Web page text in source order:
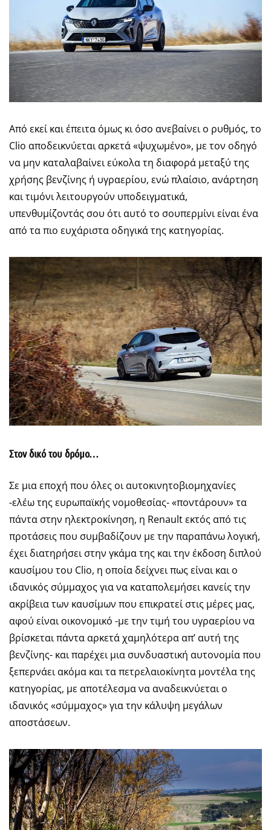
Από εκεί και έπειτα όμως κι όσο ανεβαίνει ο ρυθμός, το
Clio αποδεικνύεται αρκετά «ψυχωμένο», με τον οδηγό
να μην καταλαβαίνει εύκολα τη διαφορά μεταξύ της
χρήσης βενζίνης ή υγραερίου, ενώ πλαίσιο, ανάρτηση
και τιμόνι λειτουργούν υποδειγματικά,
υπενθυμίζοντάς σου ότι αυτό το σουπερμίνι είναι ένα
από τα πιο ευχάριστα οδηγικά της κατηγορίας.
Στον δικό του δρόμο…
Σε μια εποχή που όλες οι αυτοκινητοβιομηχανίες
-ελέω της ευρωπαϊκής νομοθεσίας- «ποντάρουν» τα
πάντα στην ηλεκτροκίνηση, η Renault εκτός από τις
προτάσεις που συμβαδίζουν με την παραπάνω λογική,
έχει διατηρήσει στην γκάμα της και την έκδοση διπλού
καυσίμου του Clio, η οποία δείχνει πως είναι και ο
ιδανικός σύμμαχος για να καταπολεμήσει κανείς την
ακρίβεια των καυσίμων που επικρατεί στις μέρες μας,
αφού είναι οικονομικό -με την τιμή του υγραερίου να
βρίσκεται πάντα αρκετά χαμηλότερα απ’ αυτή της
βενζίνης- και παρέχει μια συνδυαστική αυτονομία που
ξεπερνάει ακόμα και τα πετρελαιοκίνητα μοντέλα της
κατηγορίας, με αποτέλεσμα να αναδεικνύεται ο
ιδανικός «σύμμαχος» για την κάλυψη μεγάλων
αποστάσεων.